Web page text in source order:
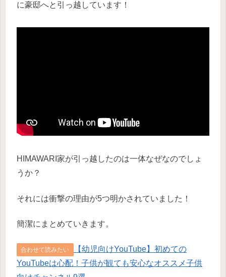
に豪邸へと引っ越しています！
HIMAWARI家が引っ越したのは一体なぜなのでしょ
うか？
それには衝撃の理由が5つ明かされていました！
簡潔にまとめていきます。
合わせて読みたい
【幼児向けYouTube】初めての
YouTubeは心配！子供が観ても安心なオススメ子供